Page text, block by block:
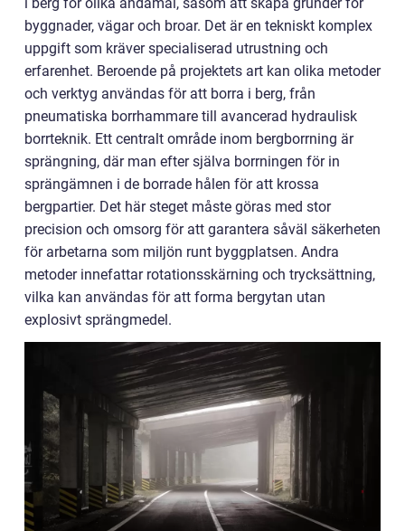
byggnader, vägar och broar. Det är en tekniskt komplex
uppgift som kräver specialiserad utrustning och
erfarenhet. Beroende på projektets art kan olika metoder
och verktyg användas för att borra i berg, från
pneumatiska borrhammare till avancerad hydraulisk
borrteknik. Ett centralt område inom bergborrning är
sprängning, där man efter själva borrningen för in
sprängämnen i de borrade hålen för att krossa
bergpartier. Det här steget måste göras med stor
precision och omsorg för att garantera såväl säkerheten
för arbetarna som miljön runt byggplatsen. Andra
metoder innefattar rotationsskärning och trycksättning,
vilka kan användas för att forma bergytan utan
explosivt sprängmedel.